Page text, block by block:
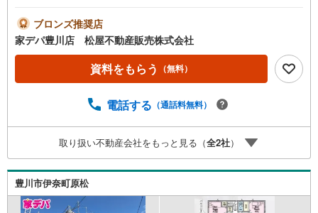
線の良い間取り ・カウンター付キッチンで、配膳、片付
けもスムーズに●家デパ 松屋不動産販売 のつよみ●・豊橋
市・豊川市・知立市・浜松市の4店舗営業中！三河エリア・
遠州エリアの物件ならおまかせください。新築戸建、中古
戸建、中古マンション、土地をお客様のご希望に合わせて
古物件をご購入の際、約70％という多くの方々がリフォー
ております。ぜひご家族そろってご来場ください。・営業
時間 午前9時00分～午後6時30分 （定休日:水曜日）この時
間帯はお電話でのお問い合わせがスムーズにご案内できま
す。右下の電話ボタンをタッチ！もしくはお気軽にお電話
ください。
ブロンズ推奨店
家デパ豊川店 松屋不動産販売株式会社
資料をもらう （無料）
電話する （通話料無料）
取り扱い不動産会社をもっと見る（全2社）
豊川市伊奈町原松